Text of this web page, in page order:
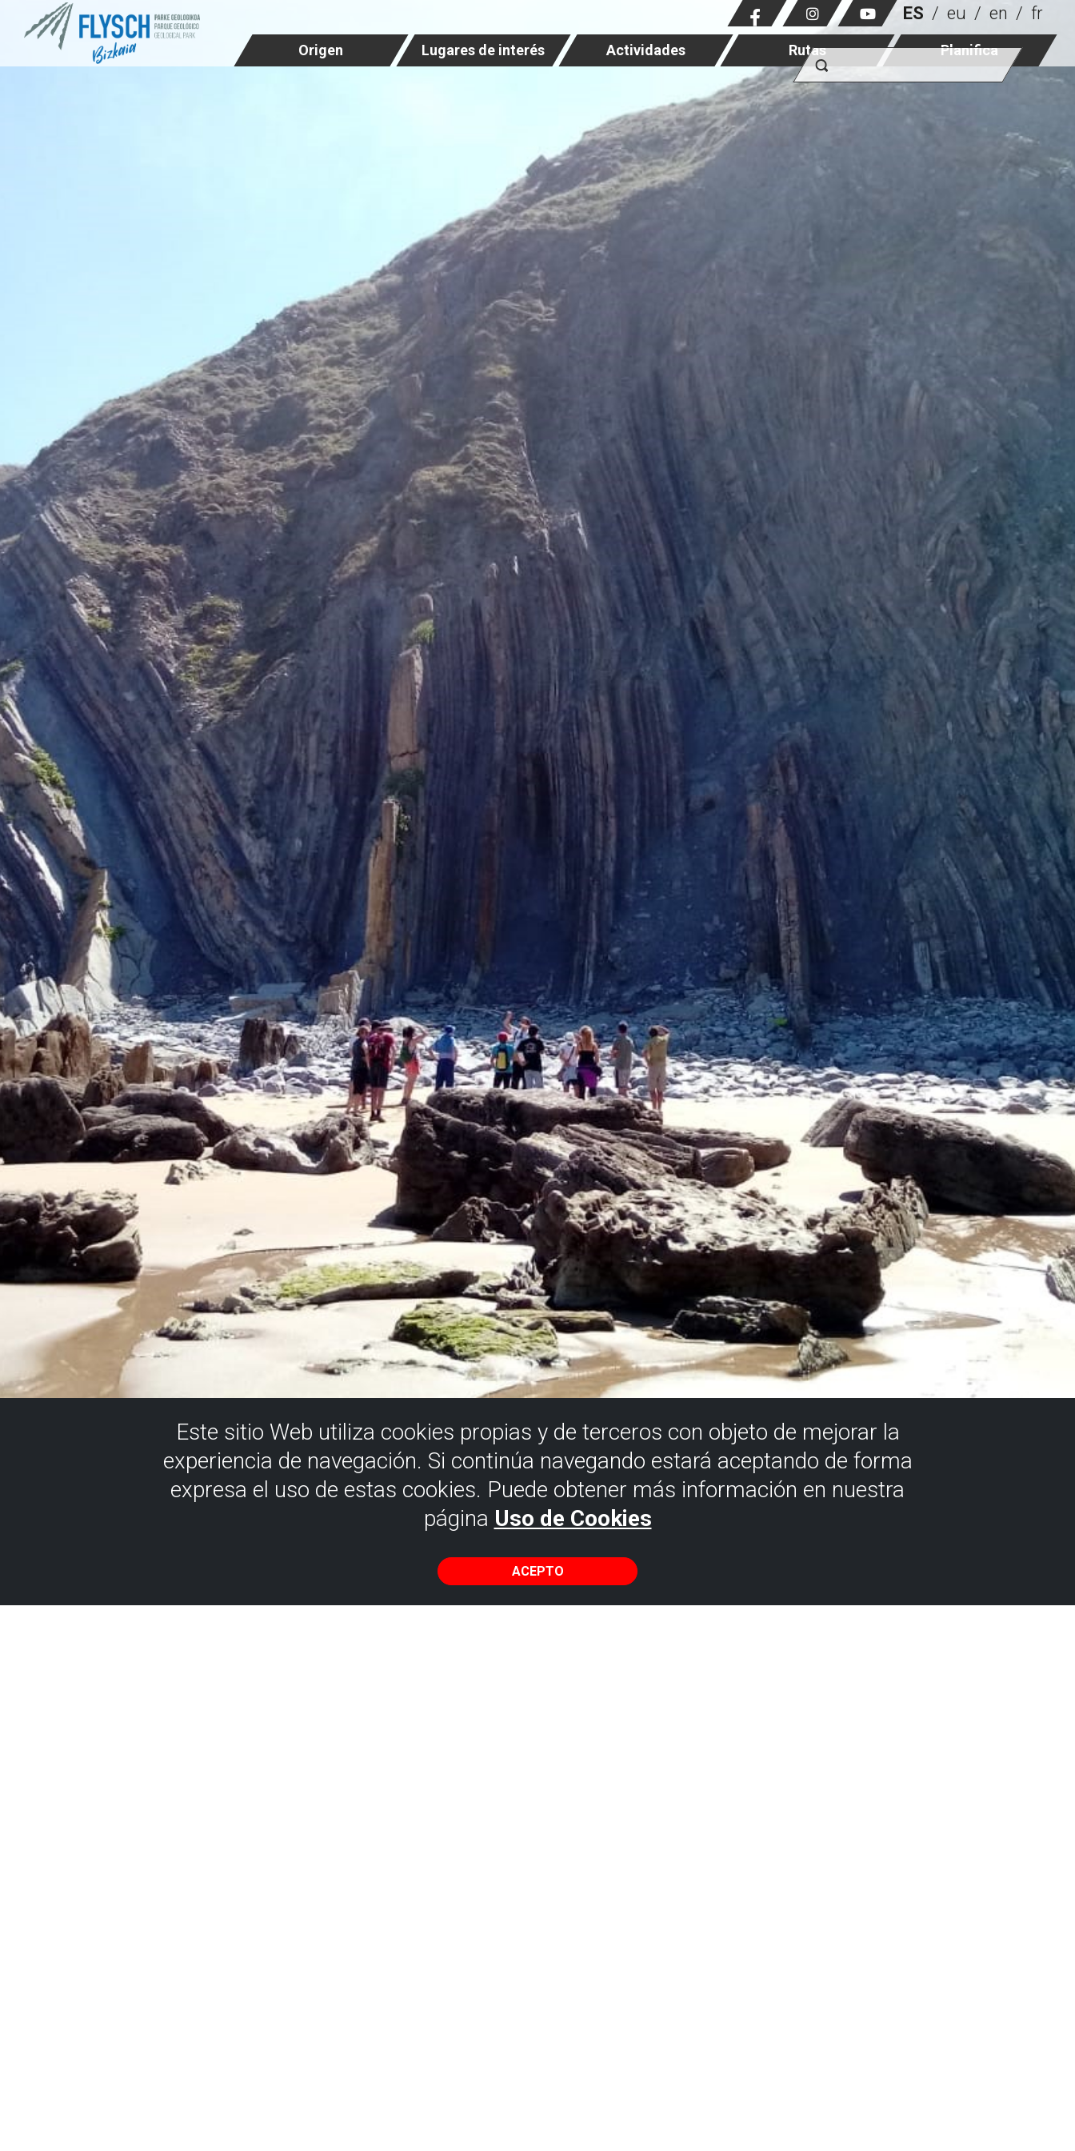
ES eu en fr
Origen Lugares de interés Actividades Rutas Planifica
Este sitio Web utiliza cookies propias y de terceros con objeto de mejorar la
experiencia de navegación. Si continúa navegando estará aceptando de forma
expresa el uso de estas cookies. Puede obtener más información en nuestra
página Uso de Cookies
ACEPTO